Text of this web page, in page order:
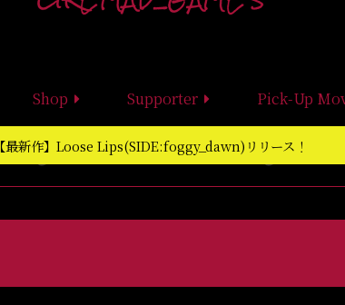
Shop Supporter Pick-Up
【最新作】Loose Lips(SIDE:foggy_dawn)リリース！